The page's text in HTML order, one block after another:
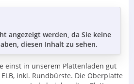
angezeigt werden, da Sie keine
diesen Inhalt zu sehen.
einst in unserem Plattenladen gut
inkl. Rundbürste. Die Oberplatte